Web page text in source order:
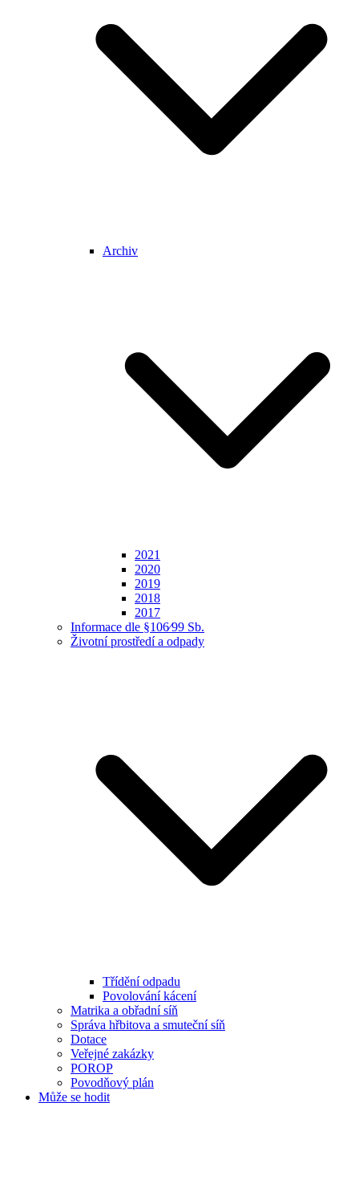
Archiv
2021
2020
2019
2018
2017
Informace dle §106⁄99 Sb.
Životní prostředí a odpady
Třídění odpadu
Povolování kácení
Matrika a obřadní síň
Správa hřbitova a smuteční síň
Dotace
Veřejné zakázky
POROP
Povodňový plán
Může se hodit